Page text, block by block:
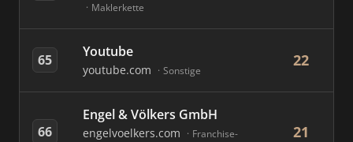
Maklerkette
65 Youtube
youtube.com Sonstige
22
66
Engel & Völkers GmbH
engelvoelkers.com
Franchise-
21